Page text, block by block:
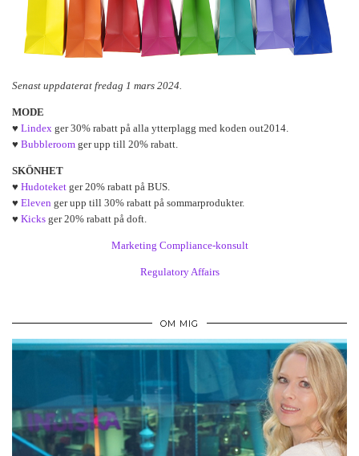
Senast uppdaterat fredag 1 mars 2024.
MODE
♥ Lindex ger 30% rabatt på alla ytterplagg med koden out2014.
♥ Bubbleroom ger upp till 20% rabatt.
SKÖNHET
♥ Hudoteket ger 20% rabatt på BUS.
♥ Eleven ger upp till 30% rabatt på sommarprodukter.
♥ Kicks ger 20% rabatt på doft.
Marketing Compliance-konsult
Regulatory Affairs
OM MIG